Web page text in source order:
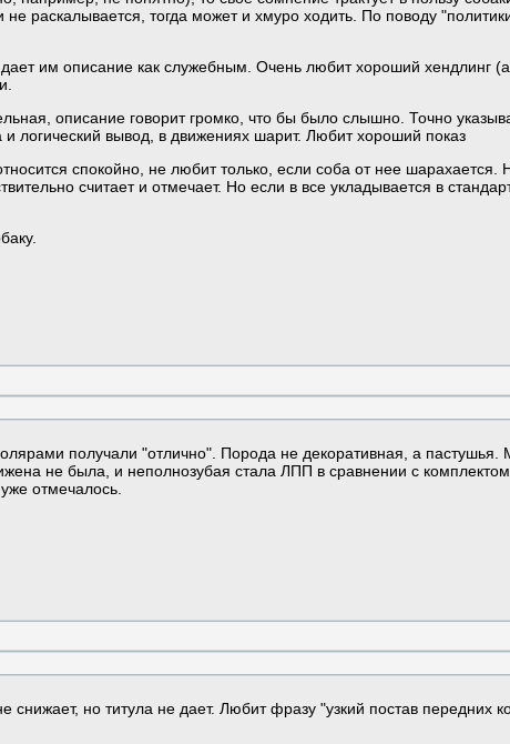
раскалывается, тогда может и хмуро ходить. По поводу
им описание как служебным. Очень любит хороший хендлинг
описание говорит громко, что бы было слышно. Точно
логический вывод, в движениях шарит. Любит хороший показ
спокойно, не любит только, если соба от нее шарахается.
считает и отмечает. Но если в все укладывается в
получали "отлично". Порода не декоративная, а пастушья.
не была, и неполнозубая стала ЛПП в сравнении с комплектом.
отмечалось.
но титула не дает. Любит фразу "узкий постав передних